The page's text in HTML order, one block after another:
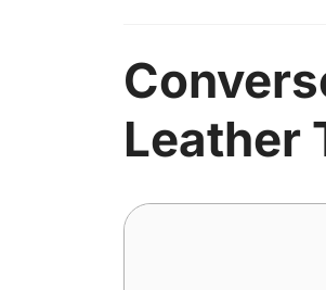
Leather